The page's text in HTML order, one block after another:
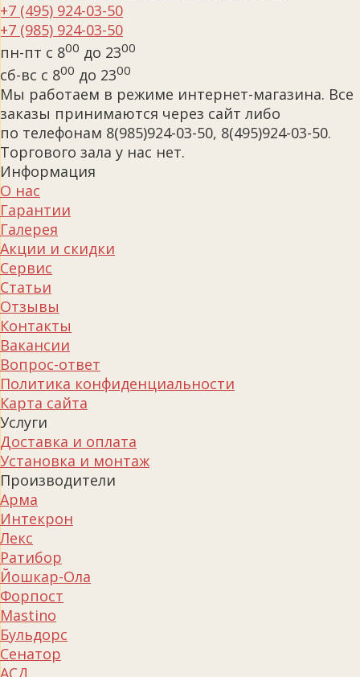
+7 (495) 924-03-50
+7 (985) 924-03-50
пн-пт с 800 до 2300
сб-вс с 800 до 2300
Мы работаем в режиме интернет-магазина. Все
заказы принимаются через сайт либо
по телефонам 8(985)924-03-50, 8(495)924-03-50.
Торгового зала у нас нет.
Информация
О нас
Гарантии
Галерея
Акции и скидки
Сервис
Статьи
Отзывы
Контакты
Вакансии
Вопрос-ответ
Политика конфиденциальности
Карта сайта
Услуги
Доставка и оплата
Установка и монтаж
Производители
Арма
Интекрон
Лекс
Ратибор
Йошкар-Ола
Форпост
Mastino
Бульдорс
Сенатор